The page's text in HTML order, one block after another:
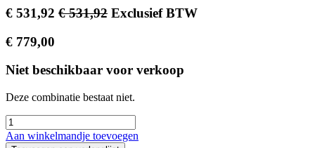
€ 531,92 €531,92 Exclusief BTW
€ 779,00
Niet beschikbaar voor verkoop
Deze combinatie bestaat niet.
Aan winkelmandje toevoegen